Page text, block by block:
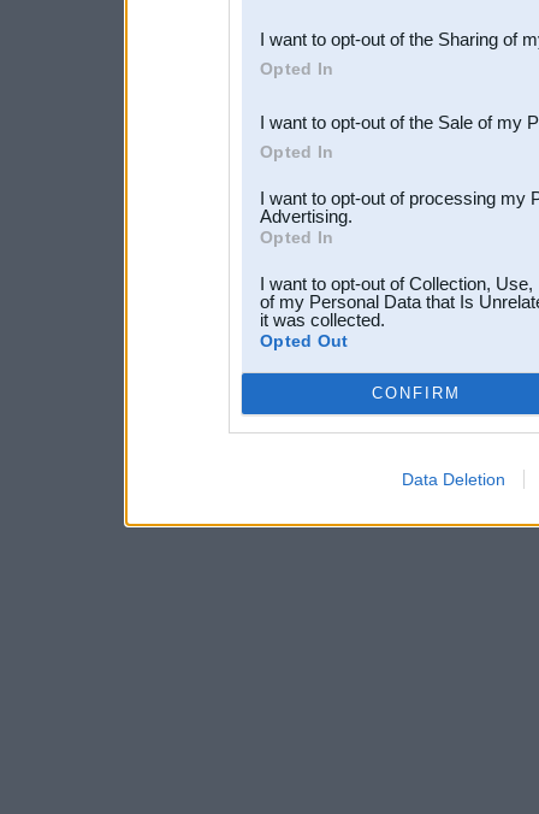
Downstream Participants
third parties.
I want to opt-out of the Sharing of
Opted In
I want to opt-out of the Sale of my
Opted In
I want to opt-out of processing my
Advertising.
Opted In
I want to opt-out of Collection,
of my Personal Data that Is
it was collected.
Opted Out
CONFIRM
Data Deletion